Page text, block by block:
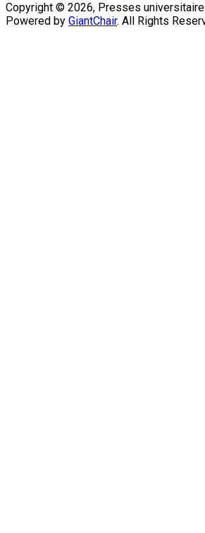
Copyright © 2026, Presses
Powered by GiantChair. All Rights